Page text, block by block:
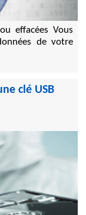
effacées Vous
de votre
clé USB